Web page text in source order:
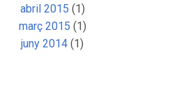
abril 2015 (1)
març 2015 (1)
juny 2014 (1)